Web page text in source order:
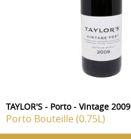
TAYLOR'S - Porto - Vintage 2009
Porto Bouteille (0.75L)